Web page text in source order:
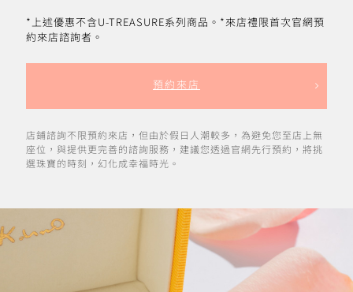
*上述優惠不含U-TREASURE系列商品。*來店禮限首次官網預
約來店諮詢者。
預約來店
店鋪諮詢不限預約來店，但由於假日人潮較多，為避免您至店上無
座位，與提供更完善的諮詢服務，建議您透過官網先行預約，將挑
選珠寶的時刻，幻化成幸福時光。